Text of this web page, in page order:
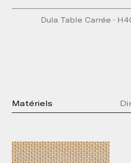
Dula Table Carrée ·
Matériels
Brochure
Technical Sheet